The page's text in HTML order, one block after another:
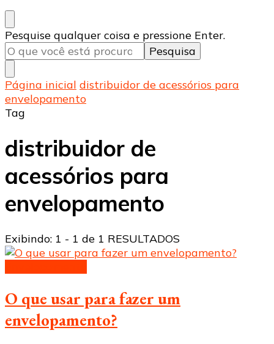
Procurando
algo?
Pesquise qualquer coisa e pressione Enter.
Página inicial distribuidor de acessórios para
envelopamento
Tag
distribuidor de
acessórios para
envelopamento
Exibindo: 1 - 1 de 1 RESULTADOS
O que usar para fazer um
envelopamento?